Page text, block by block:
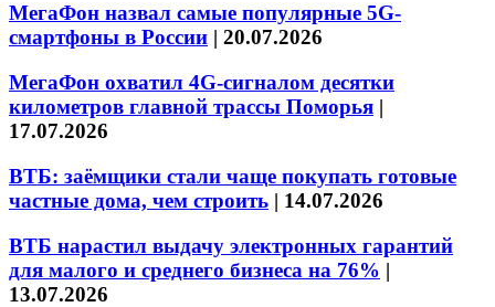
МегаФон назвал самые популярные 5G-
смартфоны в России | 20.07.2026
МегаФон охватил 4G-сигналом десятки
километров главной трассы Поморья |
17.07.2026
ВТБ: заёмщики стали чаще покупать готовые
частные дома, чем строить | 14.07.2026
ВТБ нарастил выдачу электронных гарантий
для малого и среднего бизнеса на 76% |
13.07.2026